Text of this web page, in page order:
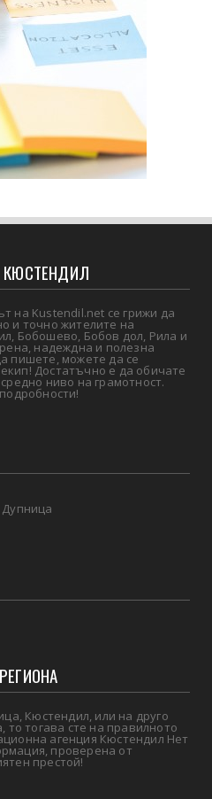
КЮСТЕНДИЛ
на Kustendil.net се грижи да
и точно жителите на
Бобошево, Бобов дол, Рила и
надеждна и полезна
пишете, можете да се
Достатъчно е да обичате
ниво на грамотност.
Кюстендил, или на друго
то тогава сте на правилното
агенция Кюстендил Нет
проверена от
престой!